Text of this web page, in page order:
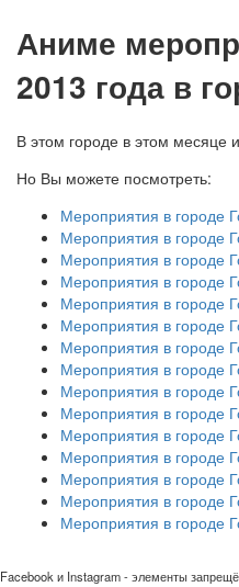
Аниме
2013 года в
В этом городе в этом месяце
Но Вы можете посмотреть:
Мероприятия в городе
Мероприятия в городе
Мероприятия в городе
Мероприятия в городе
Мероприятия в городе
Мероприятия в городе
Мероприятия в городе
Мероприятия в городе
Мероприятия в городе
Мероприятия в городе
Мероприятия в городе
Мероприятия в городе
Мероприятия в городе
Мероприятия в городе
Мероприятия в городе
Facebook и Instagram - элементы